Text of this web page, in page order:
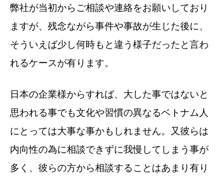
弊社が当初からご相談や連絡をお願いしており
ますが、残念ながら事件や事故が生じた後に、
そういえば少し何時もと違う様子だったと言わ
れるケースが有ります。
日本の企業様からすれば、大した事ではないと
思われる事でも文化や習慣の異なるベトナム人
にとっては大事な事かもしれません。又彼らは
内向性の為に相談できずに我慢してしまう事が
多く、彼らの方から相談することはあまり有り